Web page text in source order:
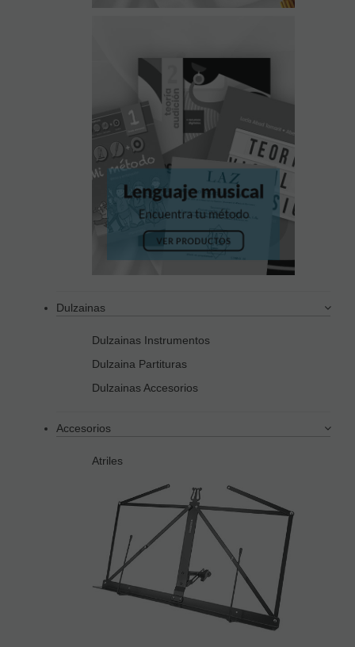
Dulzainas
Dulzainas Instrumentos
Dulzaina Partituras
Dulzainas Accesorios
Accesorios
Atriles